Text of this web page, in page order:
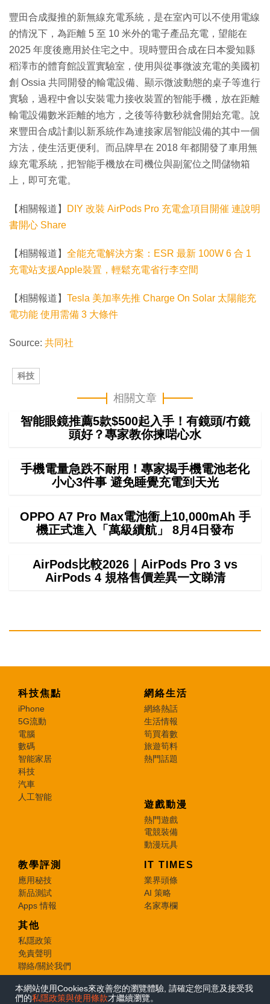
本網站使用Cookies來改善您的瀏覽體驗, 請確定您同意及接受我
們的私隱政策與使用條款才繼續瀏覽。
6
%
間
豐田合成擬推的新無線充電系統，是在室內可以不使用電線
的情況下，為距離 5 至 10 米外的電子產品充電，望能在
2025 年度後應用於住宅之中。現時豐田合成在日本愛知縣
稻澤市的體育館設置實驗室，使用與從事微波充電的美國初
創 Ossia 共同開發的輸電設備、顯示微波動態的桌子等進行
實驗，過程中會以安裝電力接收裝置的智能手機，放在距離
輸電設備數米距離的地方，之後等待數秒就會開始充電。說
來豐田合成計劃以新系統作為連接家居智能設備的其中一個
方法，使生活更便利。而品牌早在 2018 年都開發了車用無
線充電系統，把智能手機放在司機位與副駕位之間儲物箱
上，即可充電。
【相關報道】
DIY 改裝 AirPods Pro 充電盒項目開催 連說明
書開心 Share
【相關報道】 全能充電解決方案：ESR 最新 100W 6 合 1
充電站支援Apple裝置，輕鬆充電省行李空間
【相關報道】 Tesla 美加率先推 Charge On Solar 太陽能充
電功能 使用需備 3 大條件
Source: 共同社
科技
相關文章
智能眼鏡推薦5款$500起入手！有鏡頭/冇鏡
頭好？專家教你揀啱心水
手機電量急跌不耐用！專家揭手機電池老化
小心3件事 避免睡覺充電到天光
OPPO A7 Pro Max電池衝上10,000mAh 手
機正式進入「萬級續航」 8月4日發布
AirPods比較2026｜AirPods Pro 3 vs
AirPods 4 規格售價差異一文睇清
科技焦點
iPhone
5G流動
電腦
數碼
智能家居
科技
汽車
人工智能
網絡生活
網絡熱話
生活情報
筍買着數
旅遊筍料
熱門話題
遊戲動漫
熱門遊戲
電競裝備
動漫玩具
教學評測
應用秘技
新品測試
Apps 情報
IT TIMES
業界頭條
AI 策略
名家專欄
其他
私隱政策
免責聲明
聯絡/關於我們
© 2026 e-zone. All Rights Reserved.